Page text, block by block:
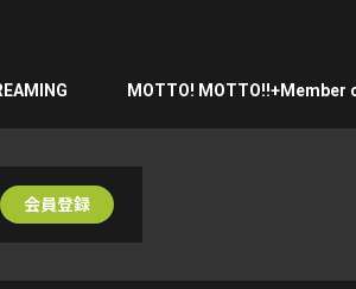
MOTTO! MOTTO!!+Member
会員登録